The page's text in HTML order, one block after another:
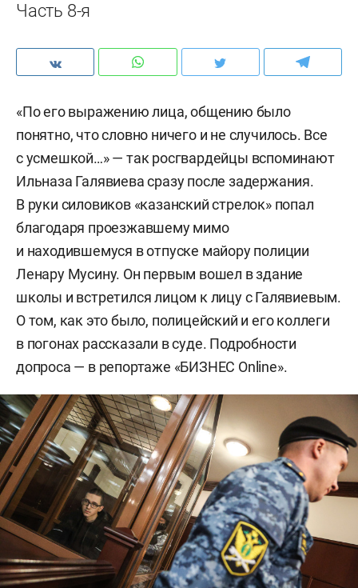
Часть 8-я
«По его выражению лица, общению было
понятно, что словно ничего и не случилось. Все
с усмешкой…» — так росгвардейцы вспоминают
Ильназа Галявиева сразу после задержания.
В руки силовиков «казанский стрелок» попал
благодаря проезжавшему мимо
и находившемуся в отпуске майору полиции
Ленару Мусину. Он первым вошел в здание
школы и встретился лицом к лицу с Галявиевым.
О том, как это было, полицейский и его коллеги
в погонах рассказали в суде. Подробности
допроса — в репортаже «БИЗНЕС Online».